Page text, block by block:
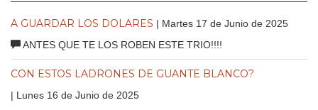
A GUARDAR LOS DOLARES | Martes 17 de Junio de 2025
ANTES QUE TE LOS ROBEN ESTE TRIO!!!!
CON ESTOS LADRONES DE GUANTE BLANCO?
| Lunes 16 de Junio de 2025